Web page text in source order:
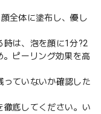
全体に塗布し、優し
時は、泡を顔に1分?2
ピーリング効果を高
っていないか確認した
徹底してください。い